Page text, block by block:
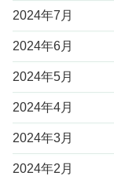
2024年7月
2024年6月
2024年5月
2024年4月
2024年3月
2024年2月